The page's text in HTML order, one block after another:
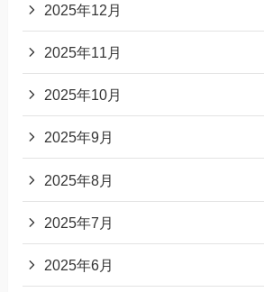
2025年12月
2025年11月
2025年10月
2025年9月
2025年8月
2025年7月
2025年6月